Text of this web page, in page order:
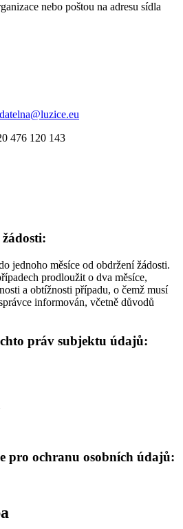
nebo poštou na adresu sídla
476 120 143
jednoho měsíce od obdržení žádosti.
prodloužit o dva měsíce,
a obtížnosti případu, o čemž musí
informován, včetně důvodů
práv subjektu údajů:
pro ochranu osobních údajů: